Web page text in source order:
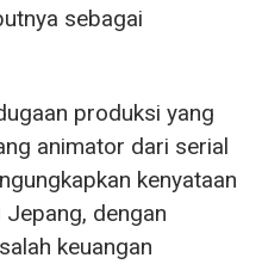
sebagai
produksi yang
animator dari serial
kenyataan
dengan
keuangan